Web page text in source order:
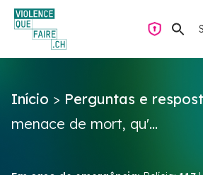
Perguntas e respostas
Navegação privada
Início > Perguntas e
menace de mort, qu'...